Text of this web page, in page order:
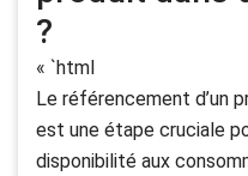
?
« `html
Le référencement d’un
est une étape cruciale
disponibilité aux